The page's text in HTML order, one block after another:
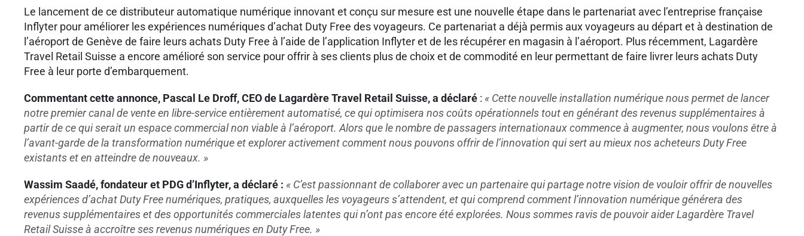
Le lancement de ce distributeur automatique numérique innovant et conçu sur mesure est une nouvelle étape dans le partenariat avec l’entreprise française
Inflyter pour améliorer les expériences numériques d’achat Duty Free des voyageurs. Ce partenariat a déjà permis aux voyageurs au départ et à destination de
l’aéroport de Genève de faire leurs achats Duty Free à l’aide de l’application Inflyter et de les récupérer en magasin à l’aéroport. Plus récemment, Lagardère
Travel Retail Suisse a encore amélioré son service pour offrir à ses clients plus de choix et de commodité en leur permettant de faire livrer leurs achats Duty
Free à leur porte d’embarquement.
Commentant cette annonce, Pascal Le Droff, CEO de Lagardère Travel Retail Suisse, a déclaré : « Cette nouvelle installation numérique nous permet de lancer
notre premier canal de vente en libre-service entièrement automatisé, ce qui optimisera nos coûts opérationnels tout en générant des revenus supplémentaires à
partir de ce qui serait un espace commercial non viable à l’aéroport. Alors que le nombre de passagers internationaux commence à augmenter, nous voulons être à
l’avant-garde de la transformation numérique et explorer activement comment nous pouvons offrir de l’innovation qui sert au mieux nos acheteurs Duty Free
existants et en atteindre de nouveaux. »
Wassim Saadé, fondateur et PDG d’Inflyter, a déclaré : « C’est passionnant de collaborer avec un partenaire qui partage notre vision de vouloir offrir de nouvelles
expériences d’achat Duty Free numériques, pratiques, auxquelles les voyageurs s’attendent, et qui comprend comment l’innovation numérique générera des
revenus supplémentaires et des opportunités commerciales latentes qui n’ont pas encore été explorées. Nous sommes ravis de pouvoir aider Lagardère Travel
Retail Suisse à accroître ses revenus numériques en Duty Free. »